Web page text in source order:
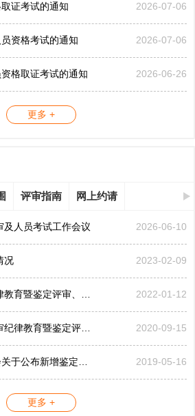
证考试的通知 2026-07-06
资格考试的通知 2026-07-06
格取证考试的通知 2026-06-26
更多 +
评审指南 网上约请
人员考试工作会议 2026-06-10
况 2023-02-09
协会召开2021年评审纪律教育暨鉴定评审、考评工作会议 2022-01-12
协会举办2020年鉴定评审纪律教育暨鉴定评审工作会议 2020-09-15
广东省特种设备行业协会关于公布新增鉴定评审员的公告... 2019-05-16
更多 +